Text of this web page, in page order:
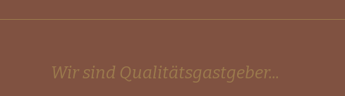
Wir sind Qualitätsgastgeber...